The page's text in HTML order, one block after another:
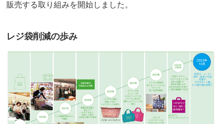
販売する取り組みを開始しました。
レジ袋削減の歩み